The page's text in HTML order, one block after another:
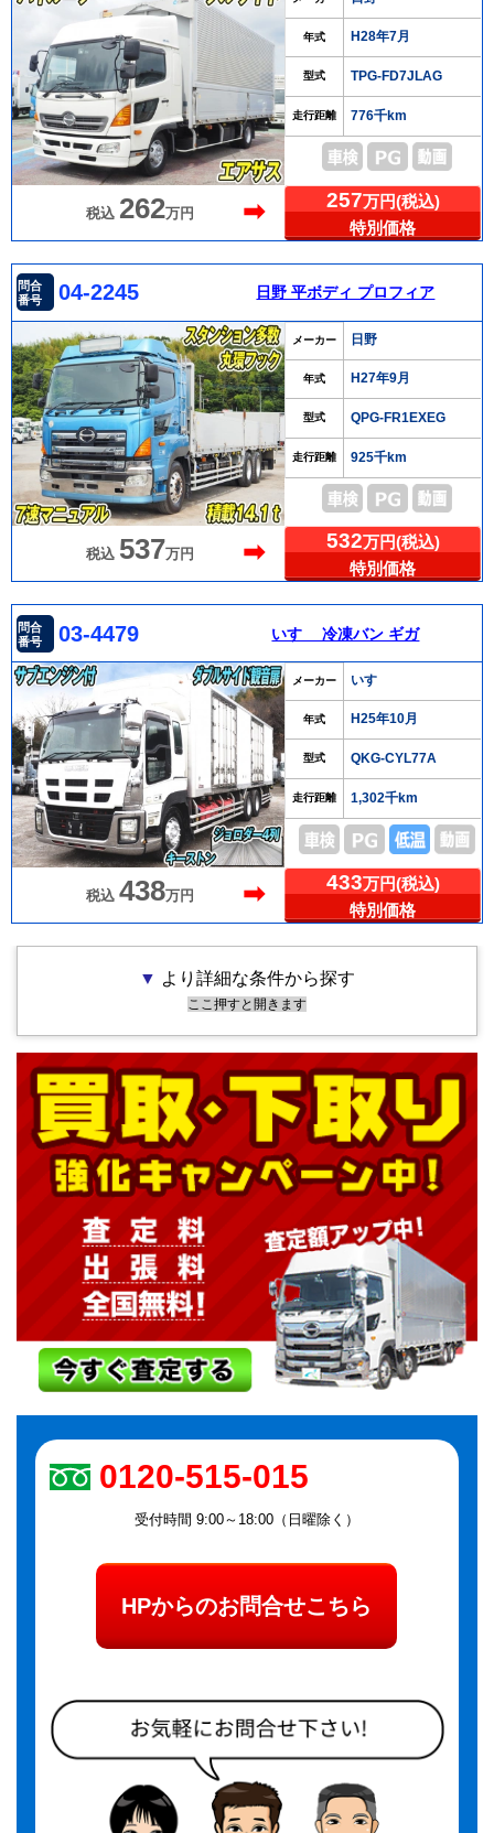
年式 H28年7月
型式 TPG-FD7JLAG
走行距離 776千km
税込 262万円 ➡ 257万円(税込)
特別価格
問合
番号
04-2245 日野 平ボディ プロフィア
メーカー 日野
年式 H27年9月
型式 QPG-FR1EXEG
走行距離 925千km
税込 537万円 ➡ 532万円(税込)
特別価格
問合
番号
03-4479 いすゞ 冷凍バン ギガ
メーカー いすゞ
年式 H25年10月
型式 QKG-CYL77A
走行距離 1,302千km
税込 438万円 ➡ 433万円(税込)
特別価格
▼ より詳細な条件から探す
ここ押すと開きます
0120-515-015
受付時間 9:00～18:00（日曜除く）
HPからのお問合せこちら